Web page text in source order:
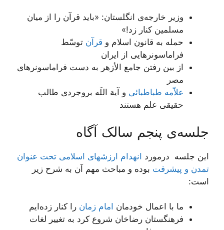
وزیر خارجه‌ی انگلستان: «باید قرآن را از میان
مسلمین کنار زد!»
حمله به قانون اسلام و قرآن توسّط
فراماسونرهایی از ایران
از بین رفتن جامع الأزهر به دست فراماسونرهای
مصر
علاّمه طباطبائی و آیة اللَه بروجردی طالب
حقیقی علم هستند
جلسه‌ی پنجم سالک آگاه
این جلسه درمورد انهدام ارزش‏هاى اسلامى تحت عنوان
تمدن و پیشرفت بوده و مباحث مهم آن به شرح زیر
است:
ما با اعمال خودمان امام زمان را کنار زده‌ایم
فرهنگستان رضاخان شروع کرد به تغییر لغات